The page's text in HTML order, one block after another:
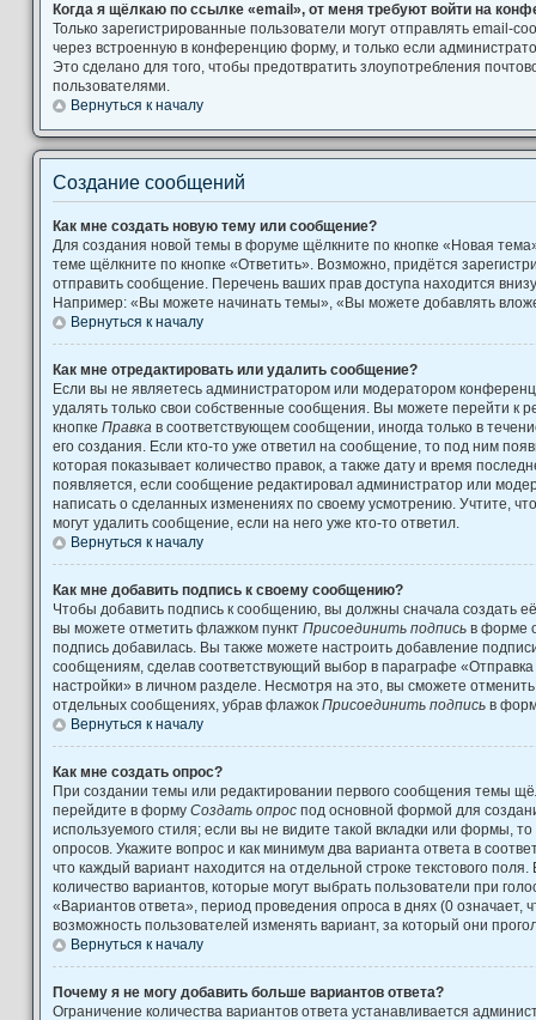
Когда я щёлкаю по ссылке «email», от меня требуют войти на
Только зарегистрированные пользователи могут отправлять email-
через встроенную в конференцию форму, и только если
Это сделано для того, чтобы предотвратить злоупотребления
пользователями.
Вернуться к началу
Создание сообщений
Как мне создать новую тему или сообщение?
Для создания новой темы в форуме щёлкните по кнопке «Новая
теме щёлкните по кнопке «Ответить». Возможно, придётся
отправить сообщение. Перечень ваших прав доступа находится
Например: «Вы можете начинать темы», «Вы можете добавлять
Вернуться к началу
Как мне отредактировать или удалить сообщение?
Если вы не являетесь администратором или модератором
удалять только свои собственные сообщения. Вы можете перейти к
кнопке Правка в соответствующем сообщении, иногда только в
его создания. Если кто-то уже ответил на сообщение, то под ним
которая показывает количество правок, а также дату и время
появляется, если сообщение редактировал администратор или
написать о сделанных изменениях по своему усмотрению. Учтите,
могут удалить сообщение, если на него уже кто-то ответил.
Вернуться к началу
Как мне добавить подпись к своему сообщению?
Чтобы добавить подпись к сообщению, вы должны сначала создать
вы можете отметить флажком пункт Присоединить подпись в форме
подпись добавилась. Вы также можете настроить добавление
сообщениям, сделав соответствующий выбор в параграфе
настройки» в личном разделе. Несмотря на это, вы сможете
отдельных сообщениях, убрав флажок Присоединить подпись в
Вернуться к началу
Как мне создать опрос?
При создании темы или редактировании первого сообщения темы
перейдите в форму Создать опрос под основной формой для
используемого стиля; если вы не видите такой вкладки или формы,
опросов. Укажите вопрос и как минимум два варианта ответа в
что каждый вариант находится на отдельной строке текстового
количество вариантов, которые могут выбрать пользователи при
«Вариантов ответа», период проведения опроса в днях (0 означает,
возможность пользователей изменять вариант, за который они
Вернуться к началу
Почему я не могу добавить больше вариантов ответа?
Ограничение количества вариантов ответа устанавливается